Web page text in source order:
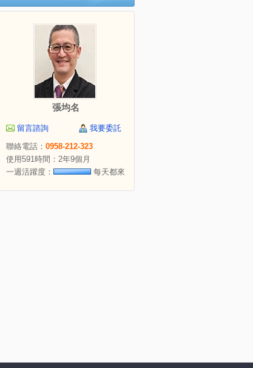
張均名
留言諮詢
我要委託
聯絡電話： 0958-212-323
使用591時間：2年9個月
一週活躍度：
每天都來